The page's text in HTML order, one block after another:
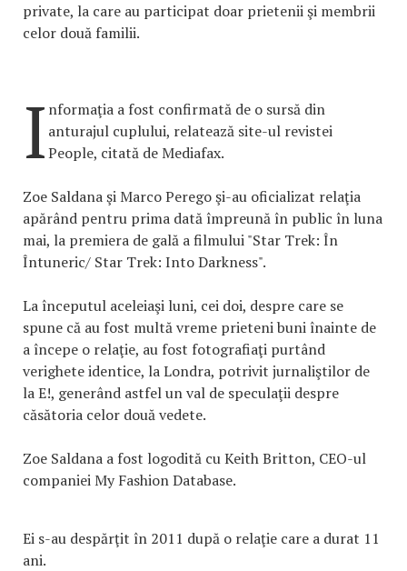
private, la care au participat doar prietenii şi membrii
celor două familii.
I nformaţia a fost confirmată de o sursă din
anturajul cuplului, relatează site-ul revistei
People, citată de Mediafax.
Zoe Saldana şi Marco Perego şi-au oficializat relaţia
apărând pentru prima dată împreună în public în luna
mai, la premiera de gală a filmului "Star Trek: În
Întuneric/ Star Trek: Into Darkness".
La începutul aceleiaşi luni, cei doi, despre care se
spune că au fost multă vreme prieteni buni înainte de
a începe o relaţie, au fost fotografiaţi purtând
verighete identice, la Londra, potrivit jurnaliştilor de
la E!, generând astfel un val de speculaţii despre
căsătoria celor două vedete.
Zoe Saldana a fost logodită cu Keith Britton, CEO-ul
companiei My Fashion Database.
Ei s-au despărţit în 2011 după o relaţie care a durat 11
ani.